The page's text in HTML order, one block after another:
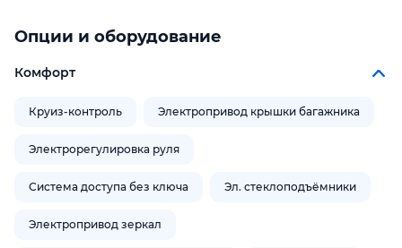
обогрев, вентиляцию сидений и многое другое. Это
проконтролирует, чтобы вы не выехали за полосу или не
автомобиль вас оповестит о том, что авто спереди начало
вами
Опции и оборудование
Комфорт
Круиз-контроль Электропривод крышки багажника
Электрорегулировка руля
Система доступа без ключа Эл. стеклоподъёмники
Электропривод зеркал